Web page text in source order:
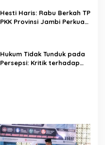
Hesti Haris: Rabu Berkah TP
PKK Provinsi Jambi Perkuat
Hukum Tidak Tunduk pada
Persepsi: Kritik terhadap